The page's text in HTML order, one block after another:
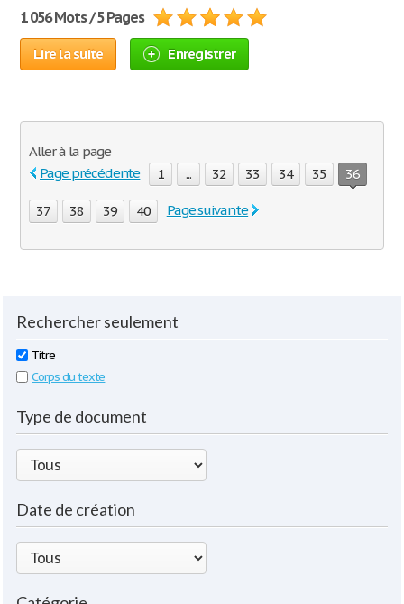
1 056 Mots / 5 Pages
Lire la suite Enregistrer
Aller à la page
Page précédente
1 ... 32 33 34 35 36
37 38 39 40 Page suivante
Rechercher seulement
Titre
Corps du texte
Type de document
Date de création